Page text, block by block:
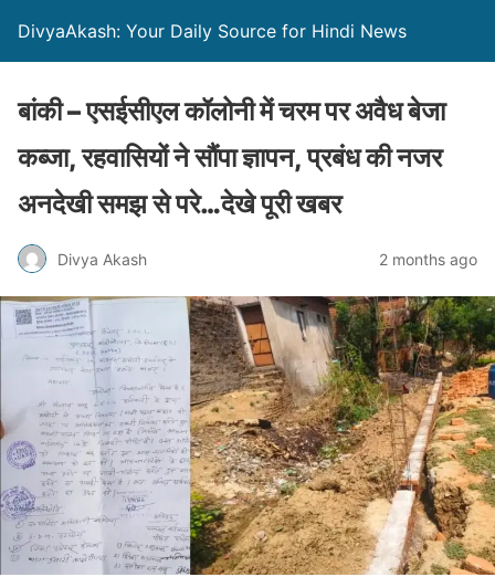
DivyaAkash: Your Daily Source for Hindi News
बांकी – एसईसीएल कॉलोनी में चरम पर अवैध बेजा
कब्जा, रहवासियों ने सौंपा ज्ञापन, प्रबंध की नजर
अनदेखी समझ से परे…देखे पूरी खबर
Divya Akash 2 months ago